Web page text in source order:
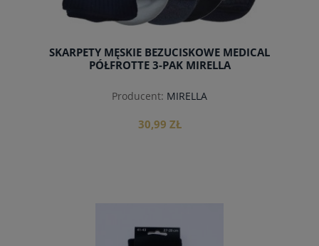
SKARPETY MĘSKIE BEZUCISKOWE MEDICAL
PÓŁFROTTE 3-PAK MIRELLA
Producent: MIRELLA
30,99 ZŁ